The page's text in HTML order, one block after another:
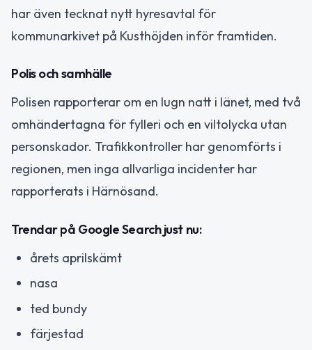
har även tecknat nytt hyresavtal för
kommunarkivet på Kusthöjden inför framtiden.
Polis och samhälle
Polisen rapporterar om en lugn natt i länet, med två
omhändertagna för fylleri och en viltolycka utan
personskador. Trafikkontroller har genomförts i
regionen, men inga allvarliga incidenter har
rapporterats i Härnösand.
Trendar på Google Search just nu:
årets aprilskämt
nasa
ted bundy
färjestad